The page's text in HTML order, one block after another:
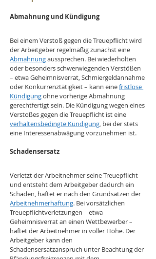
Abmahnung und Kündigung
Bei einem Verstoß gegen die Treuepflicht wird
der Arbeitgeber regelmäßig zunächst eine
Abmahnung aussprechen. Bei wiederholten
oder besonders schwerwiegenden Verstößen
– etwa Geheimnisverrat, Schmiergeldannahme
oder Konkurrenztätigkeit – kann eine fristlose
Kündigung ohne vorherige Abmahnung
gerechtfertigt sein. Die Kündigung wegen eines
Verstoßes gegen die Treuepflicht ist eine
verhaltensbedingte Kündigung, bei der stets
eine Interessenabwägung vorzunehmen ist.
Schadensersatz
Verletzt der Arbeitnehmer seine Treuepflicht
und entsteht dem Arbeitgeber dadurch ein
Schaden, haftet er nach den Grundsätzen der
Arbeitnehmerhaftung. Bei vorsätzlichen
Treuepflichtverletzungen – etwa
Geheimnisverrat an einen Wettbewerber –
haftet der Arbeitnehmer in voller Höhe. Der
Arbeitgeber kann den
Schadensersatzanspruch unter Beachtung der